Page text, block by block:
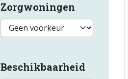
Zorgwoningen
Beschikbaarheid